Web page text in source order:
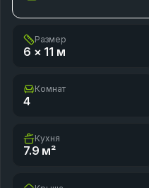
Размер
6 × 11 м
Комнат
4
Кухня
7.9 м²